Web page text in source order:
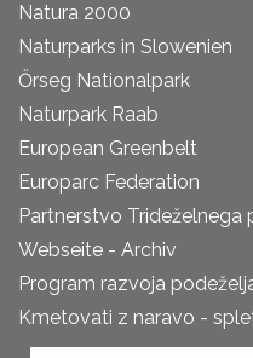
Natura 2000
Naturparks in Slowenien
Őrseg Nationalpark
Naturpark Raab
European Greenbelt
Europarc Federation
Partnerstvo Trideželnega
Webseite - Archiv
Program razvoja
Kmetovati z naravo -